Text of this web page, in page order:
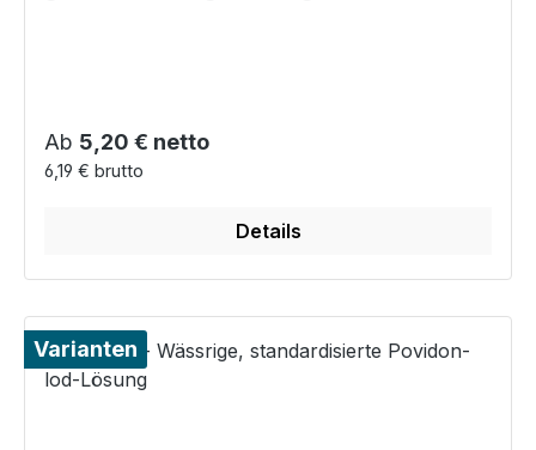
Regulärer Preis:
Ab 5,20 € netto
6,19 € brutto
Details
Varianten